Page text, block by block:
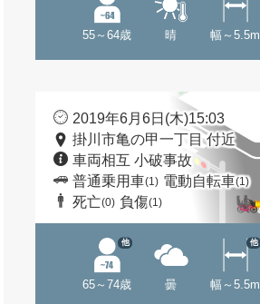
55～64歳 晴 幅～5.5m
2019年6月6日(木)15:03
掛川市亀の甲一丁目 付近
車両相互 小破事故
普通乗用車(1) 電動自転車(1)
死亡(0) 負傷(1)
65～74歳
他
曇 幅～5.5m
他